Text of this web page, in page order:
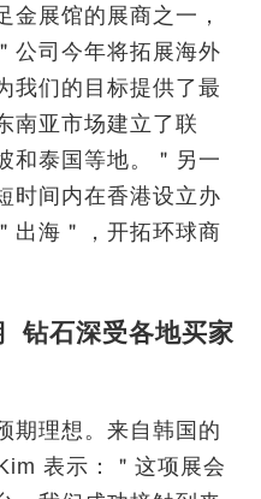
金展馆的展商之一，
公司今年将拓展海外
我们的目标提供了最
南亚市场建立了联
和泰国等地。＂另一
时间内在香港设立办
出海＂，开拓环球商
钻石深受各地买家
期理想。来自韩国的
表示：＂这项展会